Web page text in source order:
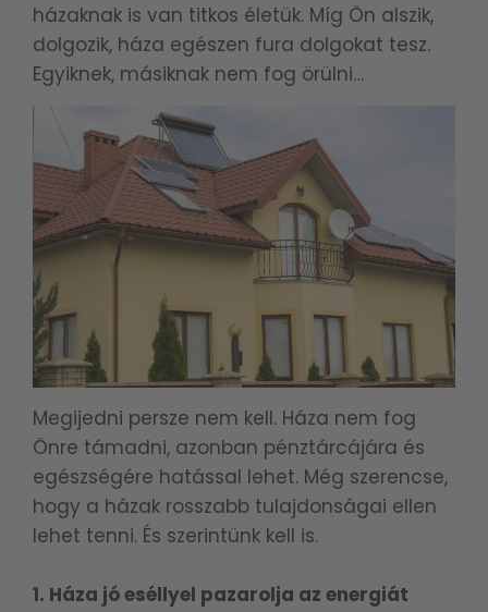
házaknak is van titkos életük. Míg Ön alszik,
dolgozik, háza egészen fura dolgokat tesz.
Egyiknek, másiknak nem fog örülni…
Megijedni persze nem kell. Háza nem fog
Önre támadni, azonban pénztárcájára és
egészségére hatással lehet. Még szerencse,
hogy a házak rosszabb tulajdonságai ellen
lehet tenni. És szerintünk kell is.
1. Háza jó eséllyel pazarolja az energiát